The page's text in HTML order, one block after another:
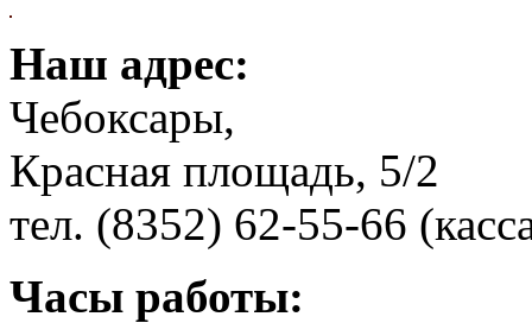
Наш адрес:
Чебоксары,
Красная площадь, 5/2
тел. (8352) 62-55-66
Часы работы: